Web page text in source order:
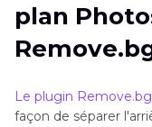
plan
Le plugin Remove.bg
façon de séparer